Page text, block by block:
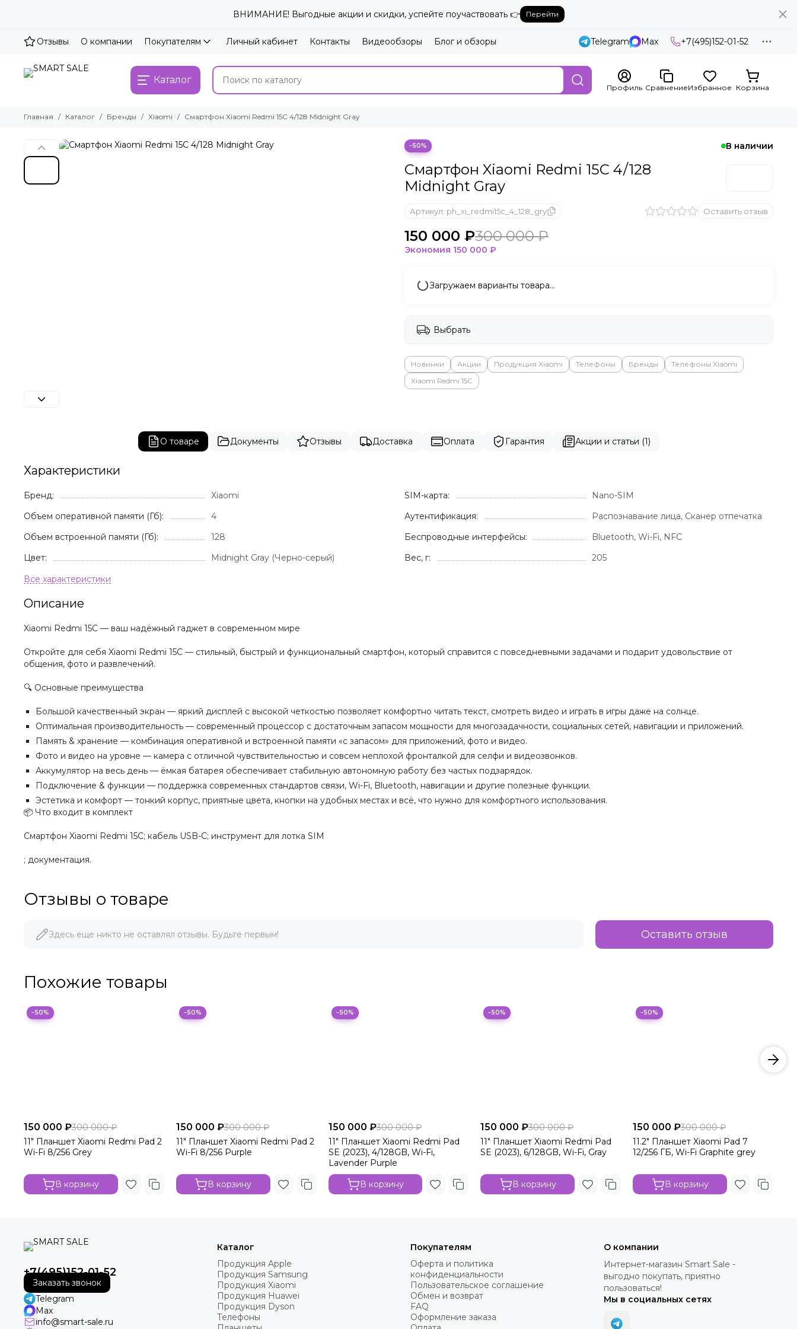
ВНИМАНИЕ! Выгодные акции и скидки, успейте поучаствовать 👉 Перейти
Отзывы О компании Покупателям Личный кабинет Контакты Видеообзоры Блог и обзоры Telegram Max +7(495)152-01-52
Каталог
Профиль СравнениеИзбранное Корзина
Главная Каталог Бренды Xiaomi Смартфон Xiaomi Redmi 15C 4/128 Midnight Gray
−50% В наличии
Смартфон Xiaomi Redmi 15C 4/128
Midnight Gray
Артикул: ph_xi_redmi15c_4_128_gry Оставить отзыв
150 000 ₽300 000 ₽
Экономия 150 000 ₽
Загружаем варианты товара…
Выбрать
Новинки Акции Продукция Xiaomi Телефоны Бренды
Телефоны Xiaomi
Xiaomi Redmi 15C
О товаре Документы Отзывы Доставка Оплата Гарантия Акции и статьи (1)
Характеристики
Бренд:
Xiaomi
Объем оперативной памяти (Гб):
4
Объем встроенной памяти (Гб):
128
Цвет:
Midnight Gray (Черно-серый)
SIM-карта:
Nano-SIM
Аутентификация:
Распознавание лица, Сканер отпечатка
Беспроводные интерфейсы:
Bluetooth, Wi-Fi, NFC
Вес, г:
205
Описание
Xiaomi Redmi 15C — ваш надёжный гаджет в современном мире
Откройте для себя Xiaomi Redmi 15C — стильный, быстрый и функциональный смартфон, который справится с повседневными задачами и подарит удовольствие от
общения, фото и развлечений.
🔍 Основные преимущества
Большой качественный экран — яркий дисплей с высокой четкостью позволяет комфортно читать текст, смотреть видео и играть в игры даже на солнце.
Оптимальная производительность — современный процессор с достаточным запасом мощности для многозадачности, социальных сетей, навигации и приложений.
Память & хранение — комбинация оперативной и встроенной памяти «с запасом» для приложений, фото и видео.
Фото и видео на уровне — камера с отличной чувствительностью и совсем неплохой фронталкой для селфи и видеозвонков.
Аккумулятор на весь день — ёмкая батарея обеспечивает стабильную автономную работу без частых подзарядок.
Подключение & функции — поддержка современных стандартов связи, Wi-Fi, Bluetooth, навигации и другие полезные функции.
Эстетика и комфорт — тонкий корпус, приятные цвета, кнопки на удобных местах и всё, что нужно для комфортного использования.
📦 Что входит в комплект
Смартфон Xiaomi Redmi 15C; кабель USB-C; инструмент для лотка SIM
; документация.
Отзывы о товаре
Здесь еще никто не оставлял отзывы. Будьте первым! Оставить отзыв
Похожие товары
−50%
150 000 ₽300 000 ₽
11" Планшет Xiaomi Redmi Pad 2
Wi-Fi 8/256 Grey
В корзину
−50%
150 000 ₽300 000 ₽
11" Планшет Xiaomi Redmi Pad 2
Wi-Fi 8/256 Purple
В корзину
−50%
150 000 ₽300 000 ₽
11" Планшет Xiaomi Redmi Pad
SE (2023), 4/128GB, Wi-Fi,
Lavender Purple
В корзину
−50%
150 000 ₽300 000 ₽
11" Планшет Xiaomi Redmi Pad
SE (2023), 6/128GB, Wi-Fi, Gray
В корзину
−50%
150 000 ₽300 000 ₽
11.2" Планшет Xiaomi Pad 7
12/256 ГБ, Wi-Fi Graphite grey
В корзину
+7(495)152-01-52
Заказать звонок
Telegram
Max
info@smart-sale.ru
Каталог
Продукция Apple
Продукция Samsung
Продукция Xiaomi
Продукция Huawei
Продукция Dyson
Телефоны
Покупателям
Оферта и политика
конфиденциальности
Пользовательское соглашение
Обмен и возврат
FAQ
Оформление заказа
О компании
Интернет-магазин Smart Sale -
выгодно покупать, приятно
пользоваться!
Мы в социальных сетях